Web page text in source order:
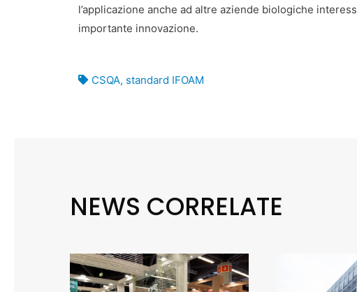
l’applicazione anche ad altre aziende biologiche
importante innovazione.
CSQA, standard IFOAM
NEWS CORRELATE